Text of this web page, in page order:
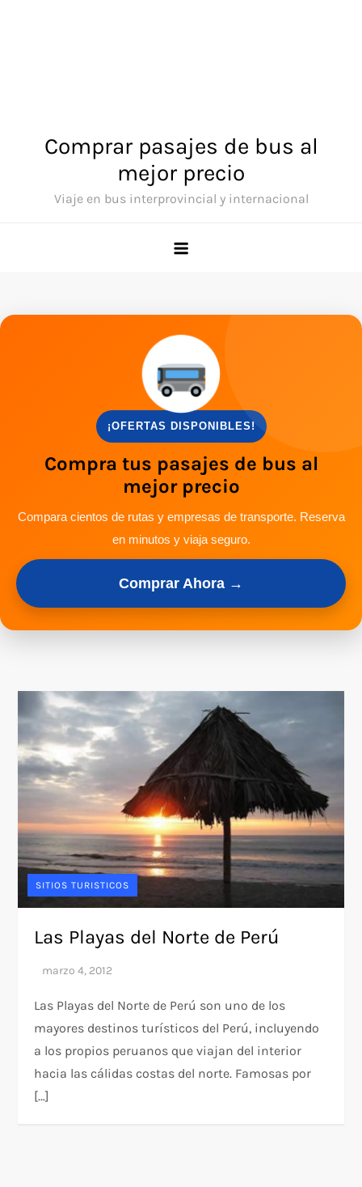
Comprar pasajes de bus al
mejor precio
Viaje en bus interprovincial y internacional
¡OFERTAS DISPONIBLES!
Compra tus pasajes de bus al
mejor precio
Compara cientos de rutas y empresas de transporte. Reserva
en minutos y viaja seguro.
Comprar Ahora →
SITIOS TURISTICOS
Las Playas del Norte de Perú
Las Playas del Norte de Perú son uno de los
mayores destinos turísticos del Perú, incluyendo
a los propios peruanos que viajan del interior
hacia las cálidas costas del norte. Famosas por
[…]